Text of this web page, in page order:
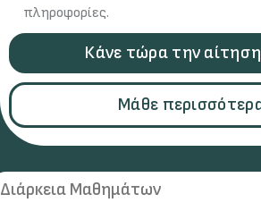
πληροφορίες.
Κάνε τώρα την
Μάθε
Διάρκεια Mαθημάτων